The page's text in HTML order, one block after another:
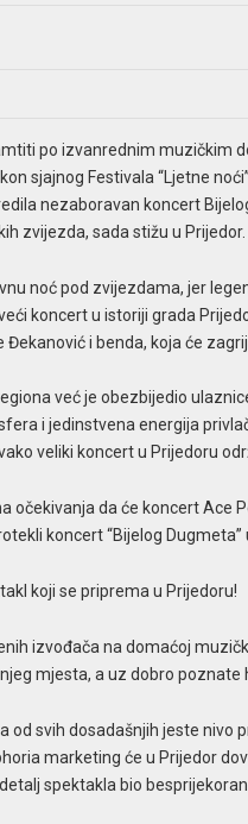
po izvanrednim muzičkim
sjajnog Festivala “Ljetne
nezaboravan koncert
zvijezda, sada stižu u Prijedor.
noć pod zvijezdama, jer
koncert u istoriji grada
Đekanović i benda, koja će
već je obezbijedio
i jedinstvena energija
veliki koncert u Prijedoru
očekivanja da će koncert Ace
koncert “Bijelog
koji se priprema u Prijedoru!
izvođača na domaćoj
mjesta, a uz dobro
od svih dosadašnjih jeste nivo
marketing će u Prijedor
spektakla bio besprijekoran.